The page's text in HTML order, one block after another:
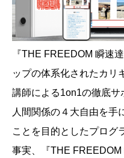
『THE FREEDOM 瞬速
ップの体系化されたカリ
講師による1on1の徹底サ
人間関係の４大自由を手
ことを目的としたプログ
事実、『THE